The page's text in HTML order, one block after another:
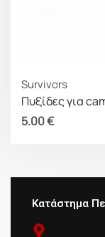
Survivors
Πυξίδες για
5.00€
Κατάστημα